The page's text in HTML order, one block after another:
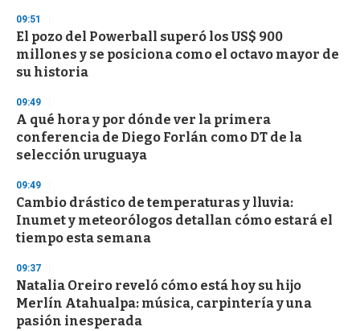
s
e
c
o
n
09:51
El pozo del Powerball superó los US$ 900
millones y se posiciona como el octavo mayor de
su historia
09:49
A qué hora y por dónde ver la primera
conferencia de Diego Forlán como DT de la
selección uruguaya
09:49
Cambio drástico de temperaturas y lluvia:
Inumet y meteorólogos detallan cómo estará el
tiempo esta semana
09:37
Natalia Oreiro reveló cómo está hoy su hijo
Merlín Atahualpa: música, carpintería y una
pasión inesperada